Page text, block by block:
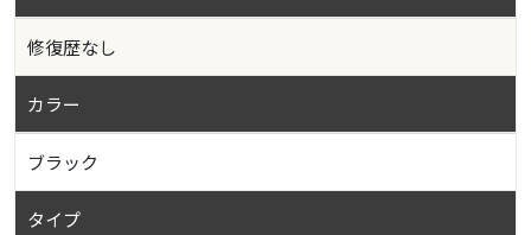
修復歴なし
カラー
ブラック
タイプ